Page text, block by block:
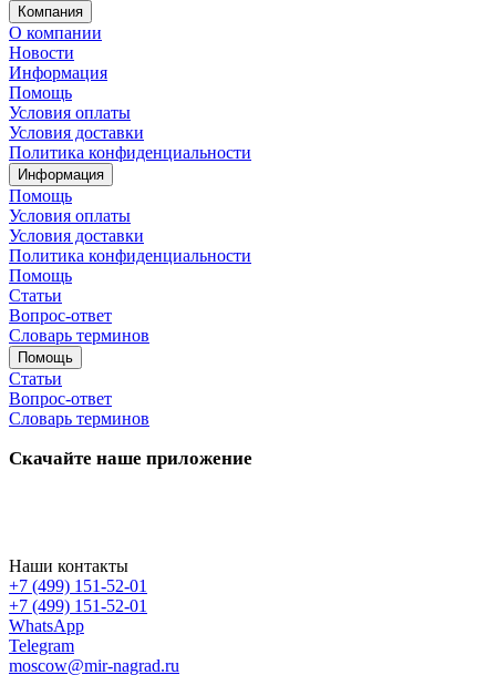
Компания
О компании
Новости
Информация
Помощь
Условия оплаты
Условия доставки
Политика конфиденциальности
Информация
Помощь
Условия оплаты
Условия доставки
Политика конфиденциальности
Помощь
Статьи
Вопрос-ответ
Словарь терминов
Помощь
Статьи
Вопрос-ответ
Словарь терминов
Скачайте наше приложение
Наши контакты
+7 (499) 151-52-01
+7 (499) 151-52-01
WhatsApp
Telegram
moscow@mir-nagrad.ru